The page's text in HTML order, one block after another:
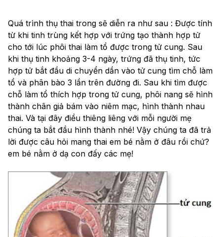
Quá trình thụ thai trong sẽ diễn ra như sau : Được tính
từ khi tinh trùng kết hợp với trứng tạo thành hợp tử
cho tới lúc phôi thai làm tổ được trong tử cung. Sau
khi thụ tinh khoảng 3-4 ngày, trứng đã thụ tinh, tức
hợp tử bắt đầu di chuyển dần vào tử cung tìm chỗ làm
tổ và phân bào 3 lần trên đường đi. Sau khi tìm được
chỗ làm tổ thích hợp trong tử cung, phôi nang sẽ hình
thành chân giả bám vào niêm mạc, hình thành nhau
thai. Và tại đây điều thiêng liêng với mỗi người mẹ
chúng ta bắt đầu hình thành nhé! Vậy chúng ta đã trả
lời được câu hỏi mang thai em bé nằm ở đâu rồi chứ?
em bé nằm ở dạ con đấy các mẹ!